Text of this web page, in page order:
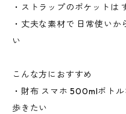
・ストラップのポケットは
・丈夫な素材で 日常使い
い
こんな方におすすめ
・財布 スマホ 500mlボト
歩きたい